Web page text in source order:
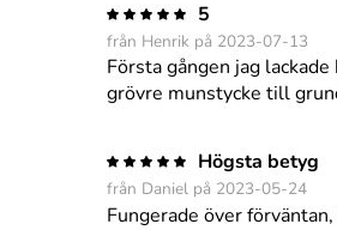
5
från Henrik på 2023-07-13
Första gången jag
grövre munstycke till
Högsta betyg
från Daniel på 2023-05-24
Fungerade över